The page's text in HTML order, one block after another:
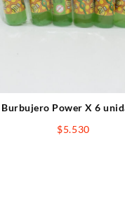
Burbujero Power X 6
$5.530